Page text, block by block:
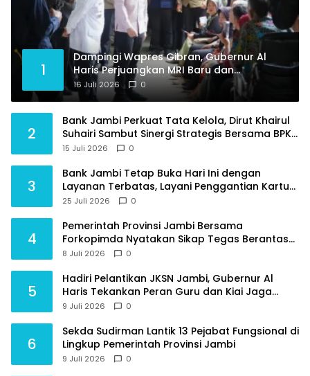
1
Dampingi Wapres Gibran, Gubernur Al
Haris Perjuangkan MRI Baru dan
Tambahan Dokter Spesialis untuk RSUD
Raden Mattaher
16 Juli 2026 0
2
Bank Jambi Perkuat Tata Kelola, Dirut Khairul
Suhairi Sambut Sinergi Strategis Bersama BPKP
Jambi
15 Juli 2026 0
3
Bank Jambi Tetap Buka Hari Ini dengan
Layanan Terbatas, Layani Penggantian Kartu
ATM dan Perubahan PIN
25 Juli 2026 0
4
Pemerintah Provinsi Jambi Bersama
Forkopimda Nyatakan Sikap Tegas Berantas
Geng Motor
8 Juli 2026 0
5
Hadiri Pelantikan JKSN Jambi, Gubernur Al
Haris Tekankan Peran Guru dan Kiai Jaga
Moral Generasi Bangsa
9 Juli 2026 0
6
Sekda Sudirman Lantik 13 Pejabat Fungsional di
Lingkup Pemerintah Provinsi Jambi
9 Juli 2026 0